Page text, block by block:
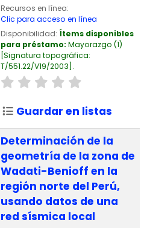
Recursos en línea:
Clic para acceso en línea
Disponibilidad: Ítems disponibles
para préstamo: Mayorazgo (1)
Signatura topográfica:
T/551.22/V19/2003 .
Guardar en listas
Determinación de la
geometría de la zona de
Wadati-Benioff en la
región norte del Perú,
usando datos de una
red sísmica local